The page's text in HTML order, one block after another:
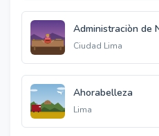
Administraciòn de
Ciudad Lima
Ahorabelleza
Lima